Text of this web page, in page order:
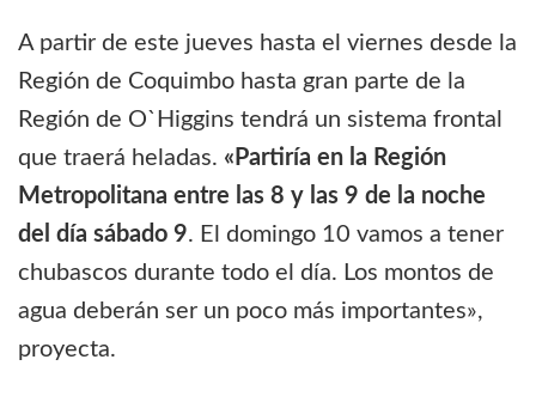
A partir de este jueves hasta el viernes desde la
Región de Coquimbo hasta gran parte de la
Región de O`Higgins tendrá un sistema frontal
que traerá heladas. «Partiría en la Región
Metropolitana entre las 8 y las 9 de la noche
del día sábado 9. El domingo 10 vamos a tener
chubascos durante todo el día. Los montos de
agua deberán ser un poco más importantes»,
proyecta.